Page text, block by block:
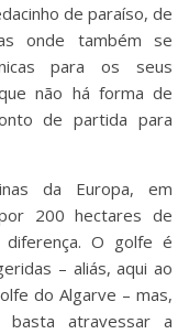
de paraíso, de
onde também se
para os seus
não há forma de
de partida para
da Europa, em
200 hectares de
O golfe é
– aliás, aqui ao
do Algarve – mas,
atravessar a